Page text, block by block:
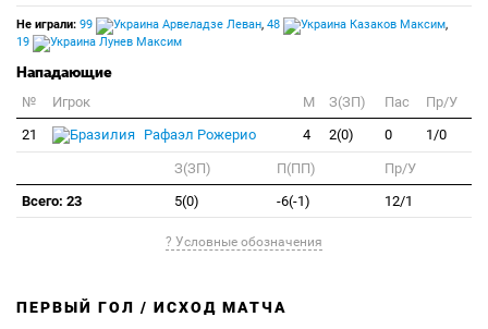
Не играли: 99 Арвеладзе Леван, 48 Казаков Максим,
19
Лунев Максим
Нападающие
№ Игрок M З(ЗП) Пас
Пр/У
21
Рафаэл Рожерио 4 2(0) 0 1/0
З(ЗП) П(ПП)
Пр/У
Всего: 23
5(0) -6(-1) 12/1
? Условные обозначения
ПЕРВЫЙ ГОЛ / ИСХОД МАТЧА